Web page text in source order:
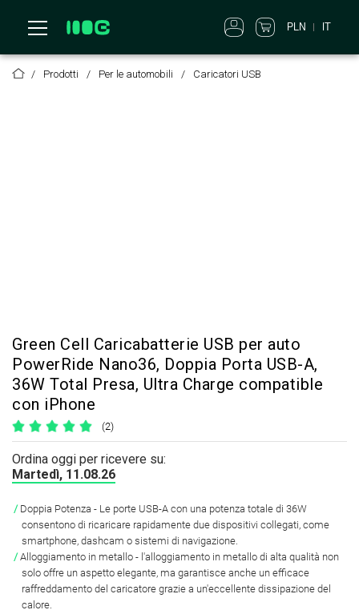
PLN IT
Prodotti Per le automobili Caricatori USB
Green Cell Caricabatterie USB per auto
PowerRide Nano36, Doppia Porta USB-A,
36W Total Presa, Ultra Charge compatible
con iPhone
(2)
Ordina oggi per ricevere su:
Martedì, 11.08.26
Doppia Potenza - Le porte USB-A con una potenza totale di 36W
consentono di ricaricare rapidamente due dispositivi collegati, come
smartphone, dashcam o sistemi di navigazione.
Alloggiamento in metallo - l'alloggiamento in metallo di alta qualità non
solo offre un aspetto elegante, ma garantisce anche un efficace
raffreddamento del caricatore grazie a un'eccellente dissipazione del
calore.